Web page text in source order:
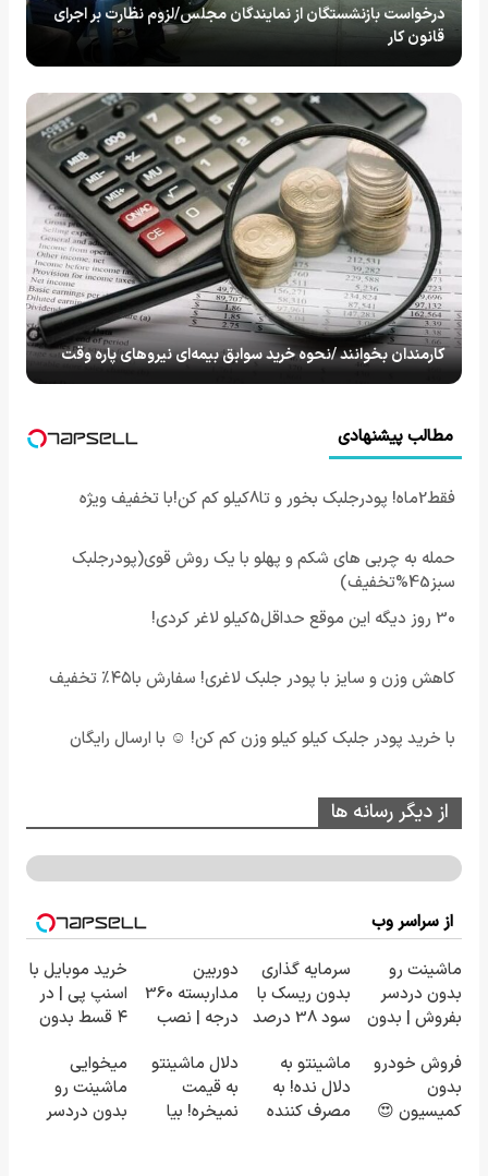
درخواست بازنشستگان از نمایندگان مجلس/لزوم نظارت بر اجرای
قانون کار
کارمندان بخوانند /نحوه خرید سوابق بیمه‌ای نیروهای پاره وقت
مطالب پیشنهادی
فقط2ماه! پودرجلبک بخور و تا8کیلو کم کن!با تخفیف ویژه
حمله به چربی های شکم و پهلو با یک روش قوی(پودرجلبک
سبز45%تخفیف)
30 روز دیگه این موقع حداقل5کیلو لاغر کردی!
کاهش وزن و سایز با پودر جلبک لاغری! سفارش با۴۵٪ تخفیف
با خرید پودر جلبک کیلو کیلو وزن کم کن! ☺ با ارسال رایگان
از دیگر رسانه ها
از سراسر وب
ماشینت رو
بدون دردسر
بفروش | بدون
سرمایه گذاری
بدون ریسک با
سود 38 درصد
دوربین
مداربسته 360
درجه | نصب
خرید موبایل با
اسنپ پی | در
۴ قسط بدون
فروش خودرو
بدون
کمیسیون 😍
ماشینتو به
دلال نده! به
مصرف کننده
دلال ماشینتو
به قیمت
نمیخره! بیا
میخوایی
ماشینت رو
بدون دردسر